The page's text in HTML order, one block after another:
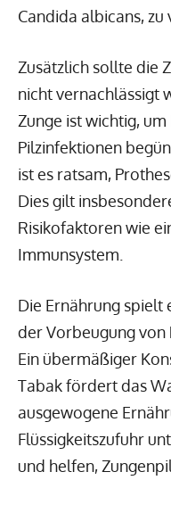
Candida albicans, zu
Zusätzlich sollte die
nicht vernachlässigt
Zunge ist wichtig,
Pilzinfektionen
ist es ratsam,
Dies gilt
Risikofaktoren wie
Immunsystem.
Die Ernährung
der Vorbeugung von
Ein übermäßiger
Tabak fördert das
ausgewogene
Flüssigkeitszufuhr
und helfen,